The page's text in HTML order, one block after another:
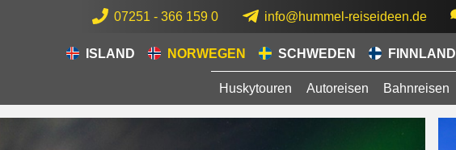
07251 - 366 159 0 info@hummel-reiseideen.de
ISLAND NORWEGEN SCHWEDEN FINNLAND
Huskytouren Autoreisen Bahnreisen